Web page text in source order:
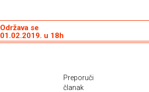
Održava se
01.02.2019. u 18h
Preporuči
članak